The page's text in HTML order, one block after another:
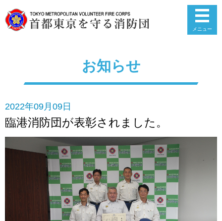
メニュー
お知らせ
2022年09月09日
臨港消防団が表彰されました。